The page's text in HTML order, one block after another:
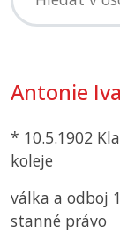
Antonie
* 10.5.1902
koleje
válka a odboj
stanné právo